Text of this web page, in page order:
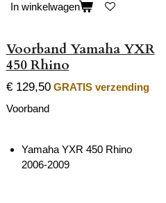
In winkelwagen
Voorband Yamaha YXR
450 Rhino
€ 129,50 GRATIS verzending
Voorband
Yamaha YXR 450 Rhino
2006-2009